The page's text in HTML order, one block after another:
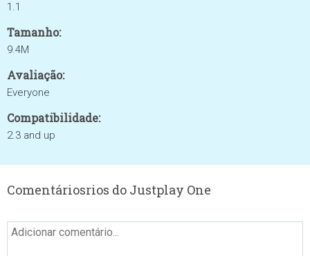
1.1
Tamanho:
9.4M
Avaliação:
Everyone
Compatibilidade:
2.3 and up
Comentáriosrios do Justplay One